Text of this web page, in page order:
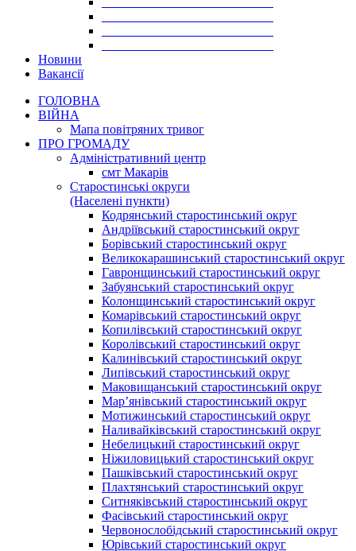
Новини
Вакансії
ГОЛОВНА
ВІЙНА
Мапа повітряних тривог
ПРО ГРОМАДУ
Aдміністративний центр
смт Макарів
Старостинські округи
(Населені пункти)
Кодрянський старостинський округ
Андріївський старостинський округ
Борівський старостинський округ
Великокарашинський старостинський округ
Гавронщинський старостинський округ
Забуянський старостинський округ
Колонщинський старостинський округ
Комарівський старостинський округ
Копилівський старостинський округ
Королівський старостинський округ
Калинівський старостинський округ
Липівський старостинський округ
Маковищанський старостинський округ
Мар’янівський старостинський округ
Мотижинський старостинський округ
Наливайківський старостинський округ
Небелицький старостинський округ
Ніжиловицький старостинський округ
Пашківський старостинський округ
Плахтянський старостинський округ
Ситняківський старостинський округ
Фасівський старостинський округ
Червонослобідський старостинський округ
Юрівський старостинський округ